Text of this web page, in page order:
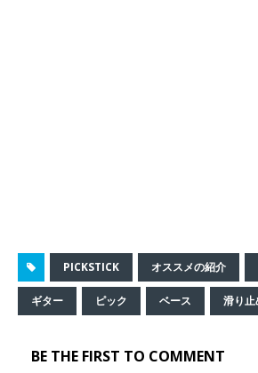
PICKSTICK オススメの紹介
ギター ピック ベース 滑り止
BE THE FIRST TO COMMENT